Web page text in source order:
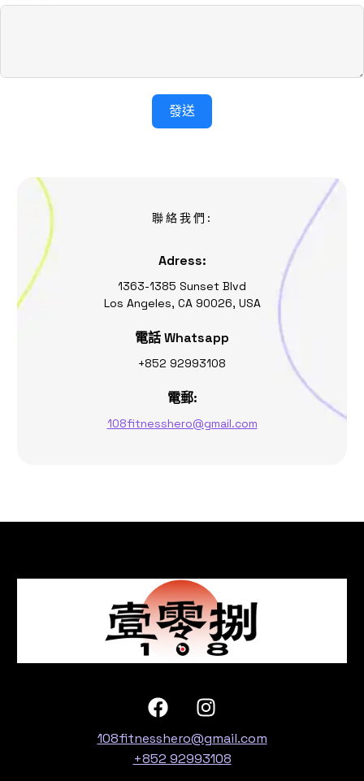
發送
聯絡我們:
Adress:
1363-1385 Sunset Blvd
Los Angeles, CA 90026, USA
電話 Whatsapp
+852 92993108
電郵:
108fitnesshero@gmail.com
108fitnesshero@gmail.com
+852 92993108